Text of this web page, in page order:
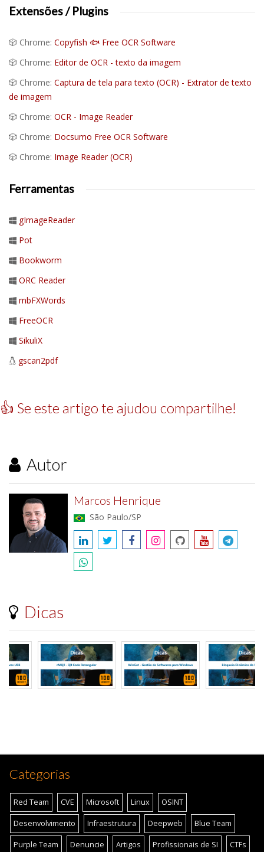
Extensões / Plugins
🎲 Chrome: Copyfish 🐟 Free OCR Software
🎲 Chrome: Editor de OCR - texto da imagem
🎲 Chrome: Captura de tela para texto (OCR) - Extrator de texto
de imagem
🎲 Chrome: OCR - Image Reader
🎲 Chrome: Docsumo Free OCR Software
🎲 Chrome: Image Reader (OCR)
Ferramentas
gImageReader
Pot
Bookworm
ORC Reader
mbFXWords
FreeOCR
SikuliX
gscan2pdf
👍 Se este artigo te ajudou compartilhe!
Autor
Marcos Henrique
São Paulo/SP
Dicas
Categorias
Red Team CVE Microsoft Linux OSINT
Desenvolvimento Infraestrutura Deepweb Blue Team
Purple Team Denuncie Artigos Profissionais de SI CTFs